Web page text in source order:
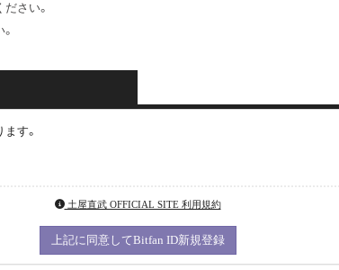
さい。
す。
土屋直武 OFFICIAL SITE 利用規約
上記に同意してBitfan ID新規登録